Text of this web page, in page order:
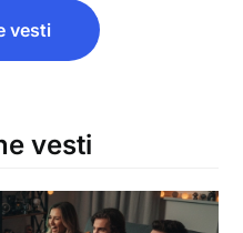
vesti
vesti